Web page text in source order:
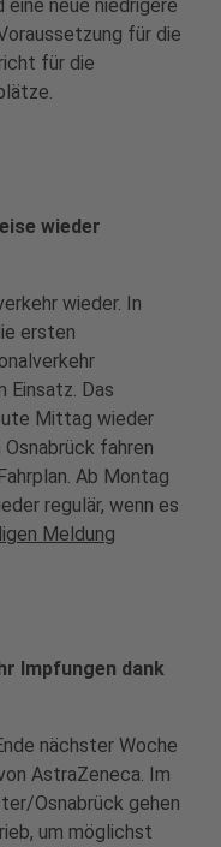
neue niedrigere
für die
für die
wieder
wieder. In
ersten
Einsatz. Das
Mittag wieder
fahren
Ab Montag
regulär, wenn es
Meldung
Impfungen dank
nächster Woche
AstraZeneca. Im
Osnabrück gehen
um möglichst